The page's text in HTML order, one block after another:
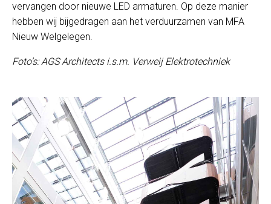
vervangen door nieuwe LED armaturen. Op deze manier
hebben wij bijgedragen aan het verduurzamen van MFA
Nieuw Welgelegen.
Foto’s: AGS Architects i.s.m. Verweij Elektrotechniek